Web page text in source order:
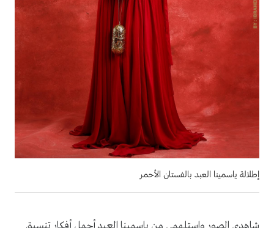
إطلالة ياسمينا العبد بالفستان الأحمر